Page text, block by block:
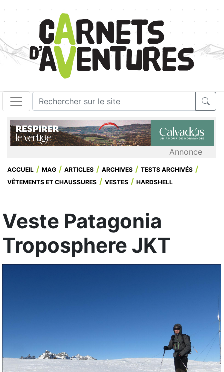
Annonce
ACCUEIL MAG ARTICLES ARCHIVES
TESTS ARCHIVÉS
VÊTEMENTS ET CHAUSSURES
VESTES HARDSHELL
Veste Patagonia
Troposphere JKT